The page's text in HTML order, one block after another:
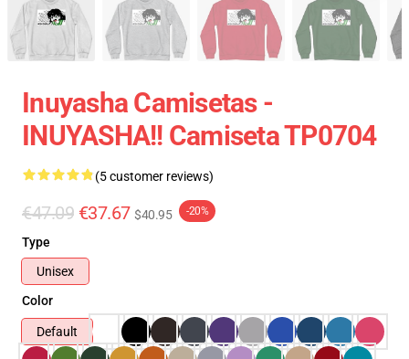
Inuyasha Camisetas -
INUYASHA!! Camiseta TP0704
(5 customer reviews)
€47.09 €37.67 $40.95 -20%
Type
Unisex
Color
Default